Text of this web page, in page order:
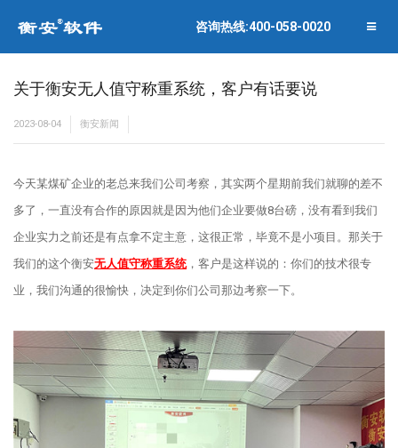
咨询热线:400-058-0020
关于衡安无人值守称重系统，客户有话要说
2023-08-04 衡安新闻
今天某煤矿企业的老总来我们公司考察，其实两个星期前我们就聊的差不
多了，一直没有合作的原因就是因为他们企业要做8台磅，没有看到我们
企业实力之前还是有点拿不定主意，这很正常，毕竟不是小项目。那关于
我们的这个衡安无人值守称重系统，客户是这样说的：你们的技术很专
业，我们沟通的很愉快，决定到你们公司那边考察一下。